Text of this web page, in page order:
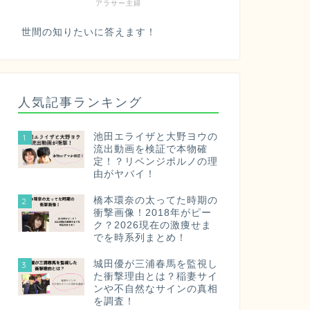
アラサー主婦
世間の知りたいに答えます！
人気記事ランキング
1
池田エライザと大野ヨウの
流出動画を検証で本物確
定！？リベンジポルノの理
由がヤバイ！
2
橋本環奈の太ってた時期の
衝撃画像！2018年がピー
ク？2026現在の激痩せま
でを時系列まとめ！
3
城田優が三浦春馬を監視し
た衝撃理由とは？稲妻サイ
ンや不自然なサインの真相
を調査！